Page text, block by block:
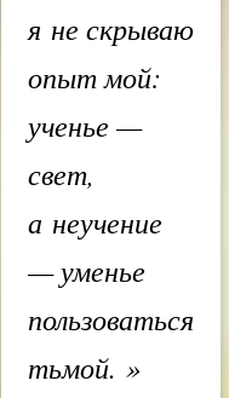
я не скрываю
опыт мой:
ученье —
свет,
а неучение
— уменье
пользоваться
тьмой. »